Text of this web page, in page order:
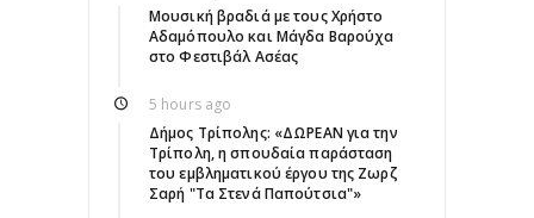
Μουσική βραδιά με τους Χρήστο
Αδαμόπουλο και Μάγδα Βαρούχα
στο Φεστιβάλ Ασέας
5 hours ago
Δήμος Τρίπολης: «ΔΩΡΕΑΝ για την
Τρίπολη, η σπουδαία παράσταση
του εμβληματικού έργου της Ζωρζ
Σαρή "Τα Στενά Παπούτσια"»